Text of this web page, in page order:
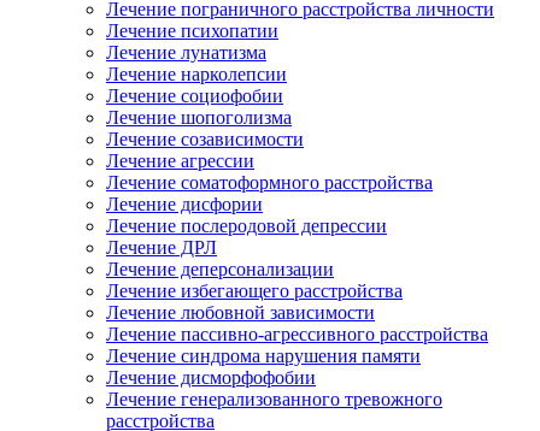
Лечение пограничного расстройства личности
Лечение психопатии
Лечение лунатизма
Лечение нарколепсии
Лечение социофобии
Лечение шопоголизма
Лечение созависимости
Лечение агрессии
Лечение соматоформного расстройства
Лечение дисфории
Лечение послеродовой депрессии
Лечение ДРЛ
Лечение деперсонализации
Лечение избегающего расстройства
Лечение любовной зависимости
Лечение пассивно-агрессивного расстройства
Лечение синдрома нарушения памяти
Лечение дисморфофобии
Лечение генерализованного тревожного
расстройства